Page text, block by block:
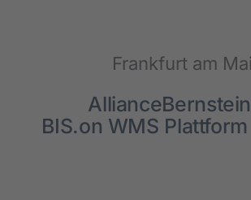
Frank­furt am
BIS.on WMS